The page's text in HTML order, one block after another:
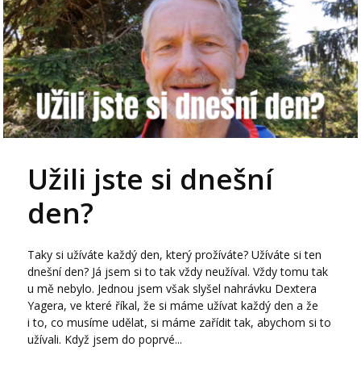
Užili jste si dnešní
den?
Taky si užíváte každý den, který prožíváte? Užíváte si ten
dnešní den? Já jsem si to tak vždy neužíval. Vždy tomu tak
u mě nebylo. Jednou jsem však slyšel nahrávku Dextera
Yagera, ve které říkal, že si máme užívat každý den a že
i to, co musíme udělat, si máme zařídit tak, abychom si to
užívali. Když jsem do poprvé...